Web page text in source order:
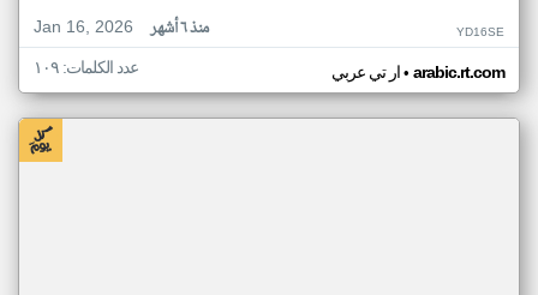
Jan 16, 2026
منذ ٦ أشهر YD16SE
ار تي عربي• arabic.rt.com عدد الكلمات: ١٠٩